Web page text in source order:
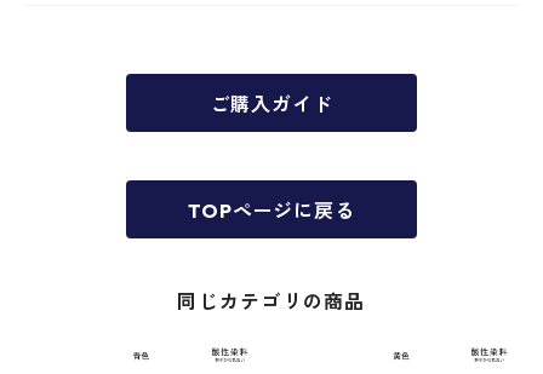
ご購入ガイド
TOPページに戻る
同じカテゴリの商品